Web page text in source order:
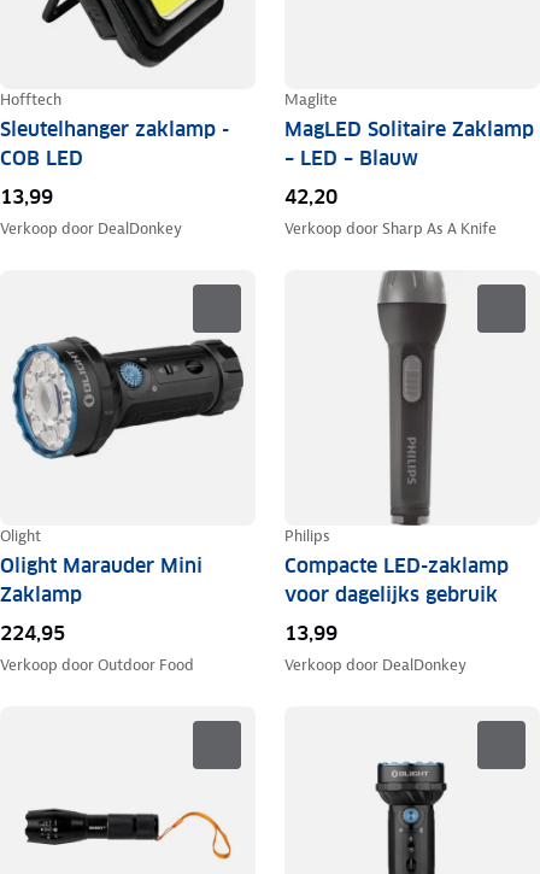
Hofftech
Sleutelhanger zaklamp -
COB LED
13,99
Verkoop door DealDonkey
Maglite
MagLED Solitaire Zaklamp
– LED – Blauw
42,20
Verkoop doorSharp As A Knife
Olight
Olight Marauder Mini
Zaklamp
224,95
Verkoop doorOutdoor Food
Philips
Compacte LED-zaklamp
voor dagelijks gebruik
13,99
Verkoop door DealDonkey